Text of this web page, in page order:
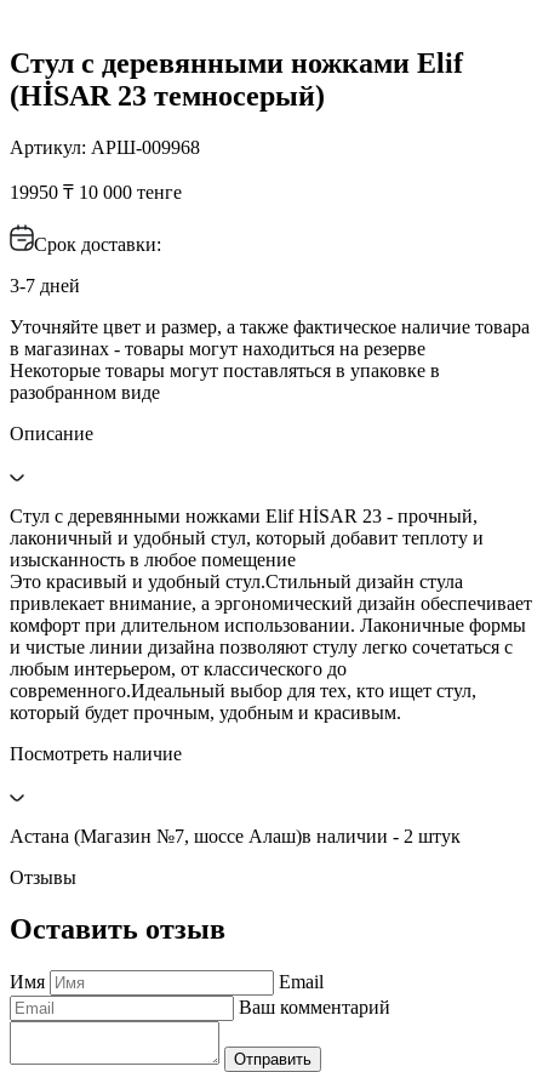
Стул с деревянными ножками Elif
(HİSAR 23 темносерый)
Артикул: АРШ-009968
19950 ₸ 10 000 тенге
Срок доставки:
3-7 дней
Уточняйте цвет и размер, а также фактическое наличие товара
в магазинах - товары могут находиться на резерве
Некоторые товары могут поставляться в упаковке в
разобранном виде
Описание
Стул с деревянными ножками Elif HİSAR 23 - прочный,
лаконичный и удобный стул, который добавит теплоту и
изысканность в любое помещение
Это красивый и удобный стул.Стильный дизайн стула
привлекает внимание, а эргономический дизайн обеспечивает
комфорт при длительном использовании. Лаконичные формы
и чистые линии дизайна позволяют стулу легко сочетаться с
любым интерьером, от классического до
современного.Идеальный выбор для тех, кто ищет стул,
который будет прочным, удобным и красивым.
Посмотреть наличие
Астана (Магазин №7, шоссе Алаш)в наличии - 2 штук
Отзывы
Оставить отзыв
Имя
Email
Ваш комментарий
Отправить